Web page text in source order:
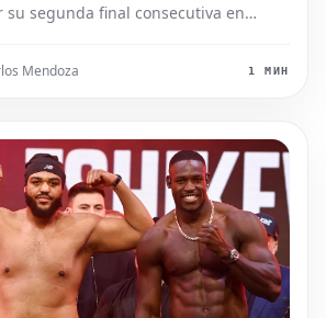
su segunda final consecutiva en
en el partido por el título el domingo.
Mendoza 1 МИН